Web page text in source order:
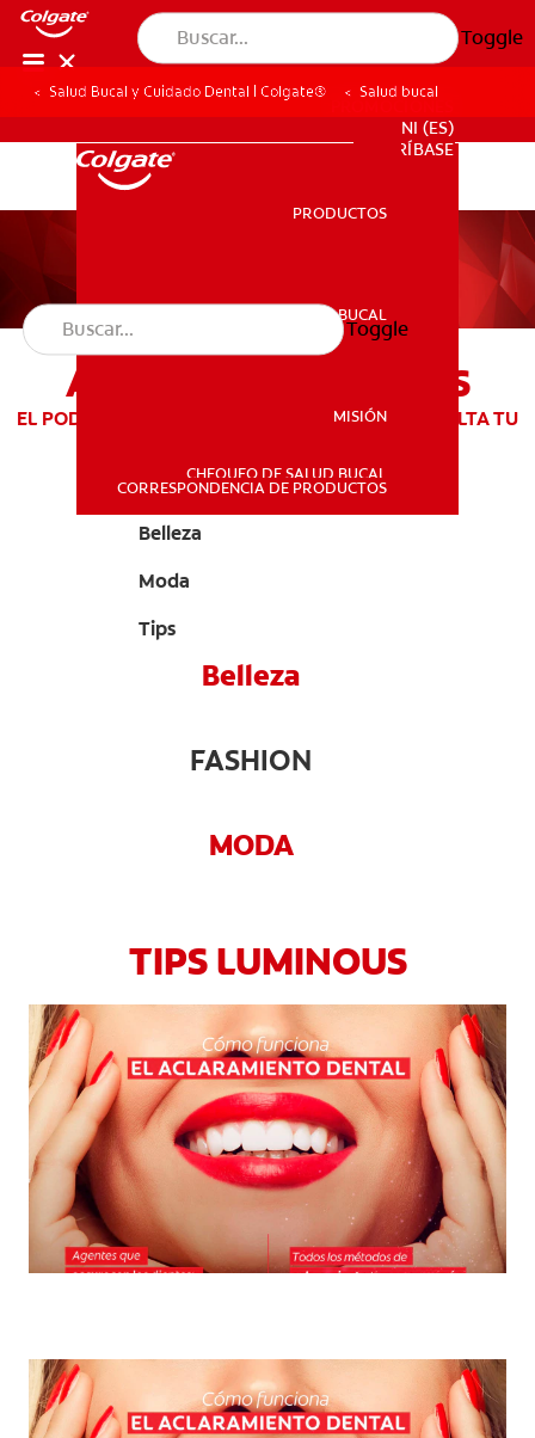
Toggle
SALUD BUCAL
NI (ES)
SUSCRÍBASE
PRODUCTOS
SALUD BUCAL
MISIÓN
CHEQUEO DE SALUD BUCAL
CORRESPONDENCIA DE PRODUCTOS
Toggle
Salud Bucal y Cuidado Dental | Colgate® Salud bucal
ARTÍCULOS LUMINOUS
EL PODER DE TU SONRISA TE HACE ÚNICA Y RESALTA TU
Belleza
Moda
Tips
Belleza
FASHION
MODA
TIPS LUMINOUS